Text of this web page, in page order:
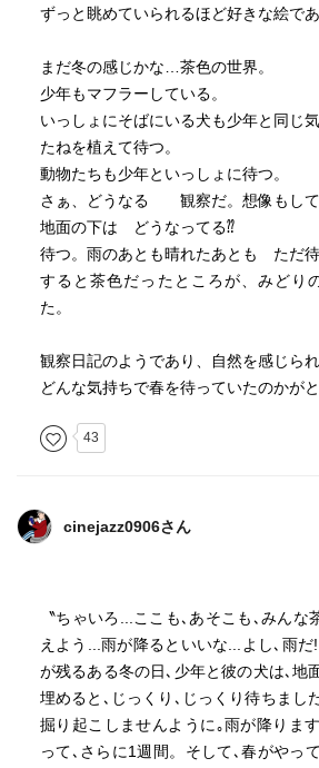
ずっと眺めていられるほど好きな絵であ
まだ冬の感じかな…茶色の世界。
少年もマフラーしている。
いっしょにそばにいる犬も少年と同じ気
たねを植えて待つ。
動物たちも少年といっしょに待つ。
さぁ、どうなる 観察だ。想像もして
地面の下は どうなってる⁇
待つ。雨のあとも晴れたあとも ただ待
すると茶色だったところが、みどり
た。
観察日記のようであり、自然を感じられ
どんな気持ちで春を待っていたのかがと
43
cinejazz0906さん
〝ちゃいろ...ここも､あそこも､みんな
えよう...雨が降るといいな...よし､雨
が残るある冬の日､少年と彼の犬は､地
埋めると､じっくり､じっくり待ちまし
掘り起こしませんように｡雨が降りま
って､さらに1週間。そして､春がやっ